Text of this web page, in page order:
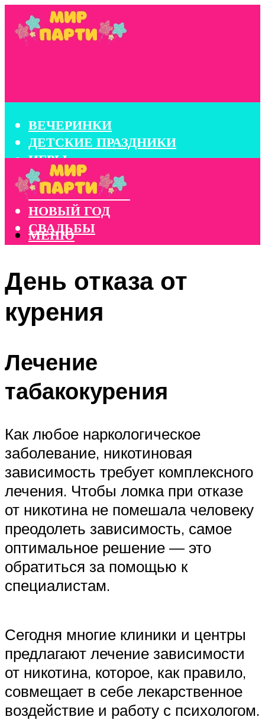
ВЕЧЕРИНКИ
ДЕТСКИЕ ПРАЗДНИКИ
ИГРЫ
КОНКУРСЫ
КОРПОРАТИВЫ
НОВЫЙ ГОД
СВАДЬБЫ
МЕНЮ
День отказа от
курения
Лечение
табакокурения
Как любое наркологическое
заболевание, никотиновая
зависимость требует комплексного
лечения. Чтобы ломка при отказе
от никотина не помешала человеку
преодолеть зависимость, самое
оптимальное решение — это
обратиться за помощью к
специалистам.
Сегодня многие клиники и центры
предлагают лечение зависимости
от никотина, которое, как правило,
совмещает в себе лекарственное
воздействие и работу с психологом.